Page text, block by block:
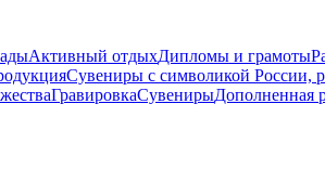
Активный отдыхДипломы и грамоты
Сувениры с символикой России,
ГравировкаСувенирыДополненная